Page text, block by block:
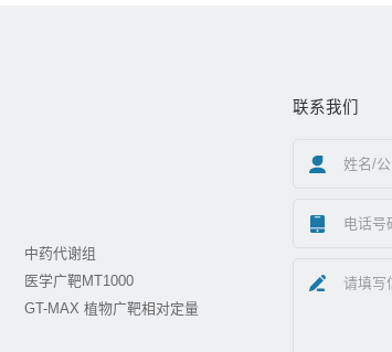
中药代谢组
医学广靶MT1000
GT-MAX 植物广靶相对定量
联系我们